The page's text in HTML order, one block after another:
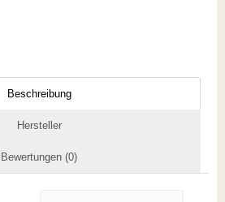
Beschreibung
Hersteller
Bewertungen (0)